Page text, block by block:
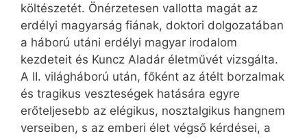
költészetét. Önérzetesen vallotta magát az
erdélyi magyarság fiának, doktori dolgozatában
a háború utáni erdélyi magyar irodalom
kezdeteit és Kuncz Aladár életművét vizsgálta.
A II. világháború után, főként az átélt borzalmak
és tragikus veszteségek hatására egyre
erőteljesebb az elégikus, nosztalgikus hangnem
verseiben, s az emberi élet végső kérdései, a